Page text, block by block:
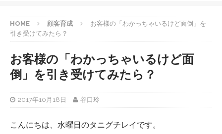
HOME 顧客育成
お客様の「わかっちゃいるけど面倒」を
引き受けてみたら？
お客様の「わかっちゃいるけど面
倒」を引き受けてみたら？
2017年10月18日 谷口玲
こんにちは、水曜日のタニグチレイです。